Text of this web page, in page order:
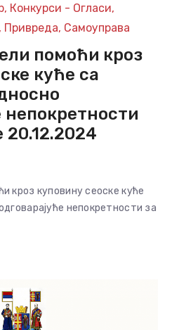
, Конкурси - Огласи,
, Привреда, Самоуправа
помоћи кроз
куће са
непокретности
20.12.2024
кроз куповину сеоске куће
непокретности за